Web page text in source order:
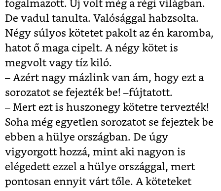
fogalmazott. Új volt még a régi világban.
De vadul tanulta. Valósággal habzsolta.
Négy súlyos kötetet pakolt az én karomba,
hatot ő maga cipelt. A négy kötet is
megvolt vagy tíz kiló.
– Azért nagy mázlink van ám, hogy ezt a
sorozatot se fejezték be! –fújtatott.
– Mert ezt is huszonegy kötetre tervezték!
Soha még egyetlen sorozatot se fejeztek be
ebben a hülye országban. De úgy
vigyorgott hozzá, mint aki nagyon is
elégedett ezzel a hülye országgal, mert
pontosan ennyit várt tőle. A köteteket